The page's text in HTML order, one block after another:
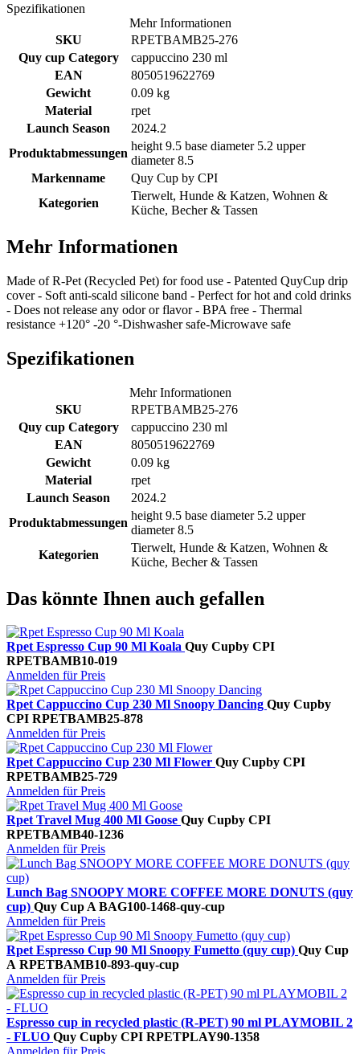
Spezifikationen
Mehr Informationen
SKU
RPETBAMB25-276
Quy cup Category
cappuccino 230 ml
EAN
8050519622769
Gewicht
0.09 kg
Material
rpet
Launch Season
2024.2
Produktabmessungen
height 9.5 base diameter 5.2 upper
diameter 8.5
Markenname
Quy Cup by CPI
Kategorien
Tierwelt, Hunde & Katzen, Wohnen &
Küche, Becher & Tassen
Mehr Informationen
Made of R-Pet (Recycled Pet) for food use - Patented QuyCup drip
cover - Soft anti-scald silicone band - Perfect for hot and cold drinks
- Does not release any odor or flavor - BPA free - Thermal
resistance +120° -20 °-Dishwasher safe-Microwave safe
Spezifikationen
Mehr Informationen
SKU
RPETBAMB25-276
Quy cup Category
cappuccino 230 ml
EAN
8050519622769
Gewicht
0.09 kg
Material
rpet
Launch Season
2024.2
Produktabmessungen
height 9.5 base diameter 5.2 upper
diameter 8.5
Kategorien
Tierwelt, Hunde & Katzen, Wohnen &
Küche, Becher & Tassen
Das könnte Ihnen auch gefallen
Rpet Espresso Cup 90 Ml Koala Quy Cupby CPI
RPETBAMB10-019
Anmelden für Preis
Rpet Cappuccino Cup 230 Ml Snoopy Dancing Quy Cupby
CPI RPETBAMB25-878
Anmelden für Preis
Rpet Cappuccino Cup 230 Ml Flower Quy Cupby CPI
RPETBAMB25-729
Anmelden für Preis
Rpet Travel Mug 400 Ml Goose Quy Cupby CPI
RPETBAMB40-1236
Anmelden für Preis
Lunch Bag SNOOPY MORE COFFEE MORE DONUTS (quy
cup) Quy Cup A BAG100-1468-quy-cup
Anmelden für Preis
Rpet Espresso Cup 90 Ml Snoopy Fumetto (quy cup) Quy Cup
A RPETBAMB10-893-quy-cup
Anmelden für Preis
Espresso cup in recycled plastic (R-PET) 90 ml PLAYMOBIL 2
- FLUO Quy Cupby CPI RPETPLAY90-1358